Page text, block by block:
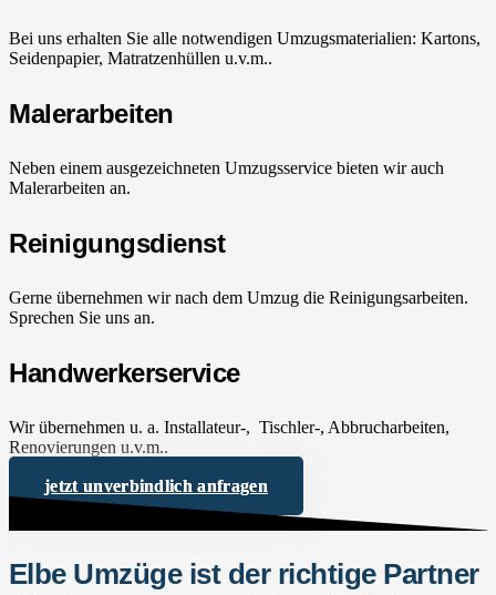
Bei uns erhalten Sie alle notwendigen Umzugsmaterialien: Kartons,
Seidenpapier, Matratzenhüllen u.v.m..
Malerarbeiten
Neben einem ausgezeichneten Umzugsservice bieten wir auch
Malerarbeiten an.
Reinigungsdienst
Gerne übernehmen wir nach dem Umzug die Reinigungsarbeiten.
Sprechen Sie uns an.
Handwerkerservice
Wir übernehmen u. a. Installateur-, Tischler-, Abbrucharbeiten,
Renovierungen u.v.m..
jetzt unverbindlich anfragen
Elbe Umzüge ist der richtige Partner